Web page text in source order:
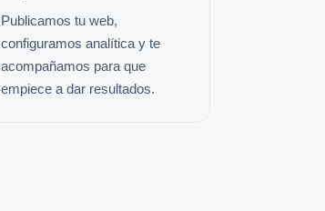
Publicamos tu web,
configuramos analítica y te
acompañamos para que
empiece a dar resultados.